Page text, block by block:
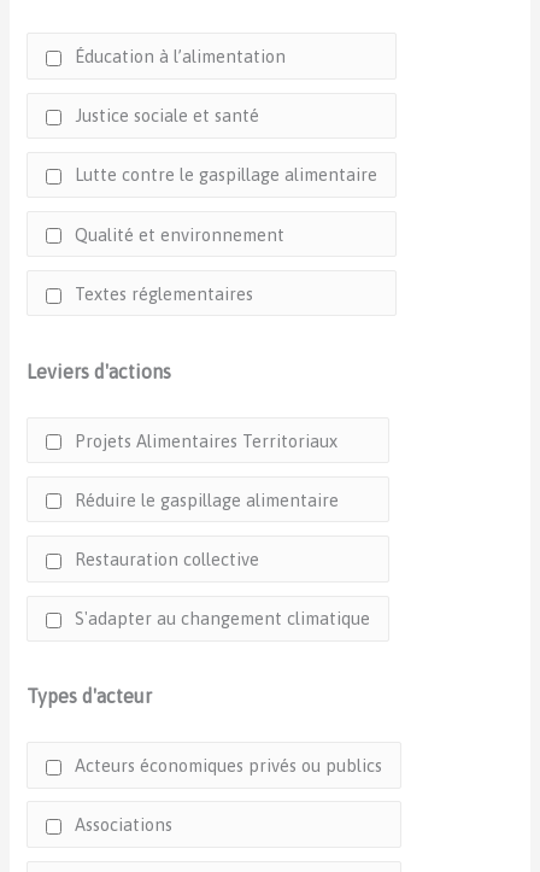
Éducation à l’alimentation
Justice sociale et santé
Lutte contre le gaspillage alimentaire
Qualité et environnement
Textes réglementaires
Leviers d'actions
Projets Alimentaires Territoriaux
Réduire le gaspillage alimentaire
Restauration collective
S'adapter au changement climatique
Types d'acteur
Acteurs économiques privés ou publics
Associations